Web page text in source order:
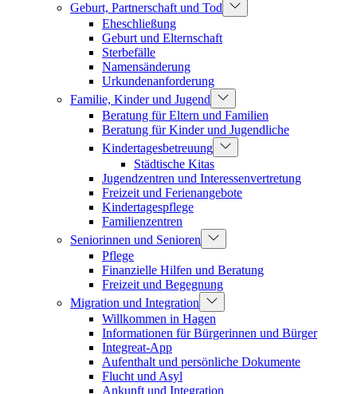
Geburt, Partnerschaft und Tod
Eheschließung
Geburt und Elternschaft
Sterbefälle
Namensänderung
Urkundenanforderung
Familie, Kinder und Jugend
Beratung für Eltern und Familien
Beratung für Kinder und Jugendliche
Kindertagesbetreuung
Städtische Kitas
Jugendzentren und Interessenvertretung
Freizeit und Ferienangebote
Kindertagespflege
Familienzentren
Seniorinnen und Senioren
Pflege
Finanzielle Hilfen und Beratung
Freizeit und Begegnung
Migration und Integration
Willkommen in Hagen
Informationen für Bürgerinnen und Bürger
Integreat-App
Aufenthalt und persönliche Dokumente
Flucht und Asyl
Ankunft und Integration